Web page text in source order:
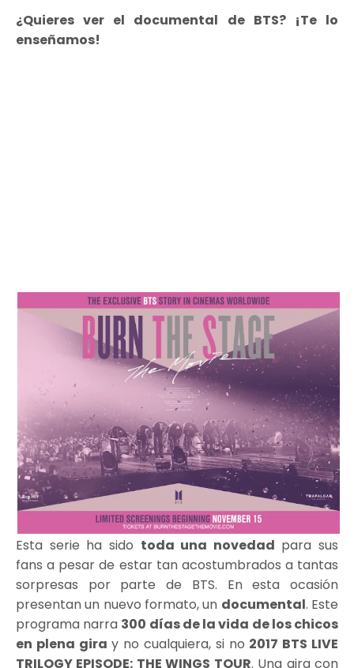
¿Quieres ver el documental de BTS? ¡Te lo
enseñamos!
Esta serie ha sido toda una novedad para sus
fans a pesar de estar tan acostumbrados a tantas
sorpresas por parte de BTS. En esta ocasión
presentan un nuevo formato, un documental. Este
programa narra 300 días de la vida de los chicos
en plena gira y no cualquiera, si no 2017 BTS LIVE
TRILOGY EPISODE: THE WINGS TOUR. Una gira con